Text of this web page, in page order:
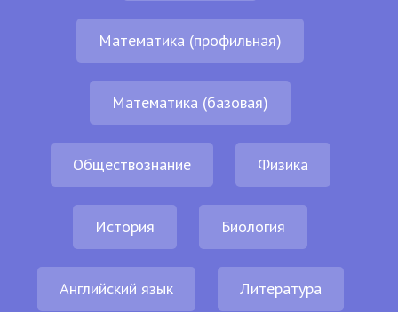
Математика (профильная)
Математика (базовая)
Обществознание Физика
История Биология
Английский язык Литература